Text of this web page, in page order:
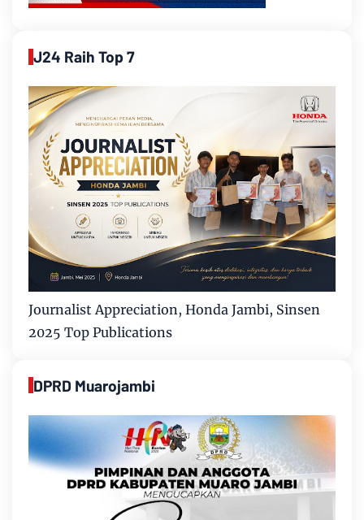
J24 Raih Top 7
Journalist Appreciation, Honda Jambi, Sinsen
2025 Top Publications
DPRD Muarojambi